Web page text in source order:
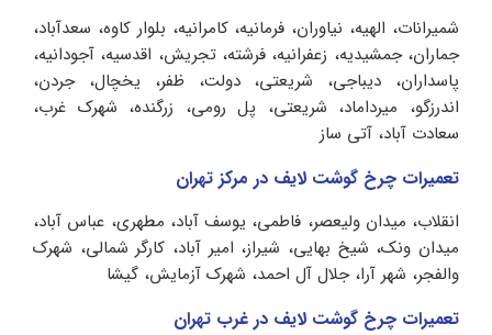
شمیرانات، الهیه، نیاوران، فرمانیه، کامرانیه، بلوار کاوه، سعدآباد،
جماران، جمشیدیه، زعفرانیه، فرشته، تجریش، اقدسیه، آجودانیه،
پاسداران، دیباجی، شریعتی، دولت، ظفر، یخچال، جردن،
اندرزگو، میرداماد، شریعتی، پل رومی، زرگنده، شهرک غرب،
سعادت آباد، آتی ساز
تعمیرات چرخ گوشت لایف در مرکز تهران
انقلاب، میدان ولیعصر، فاطمی، یوسف آباد، مطهری، عباس آباد،
میدان ونک، شیخ بهایی، شیراز، امیر آباد، کارگر شمالی، شهرک
والفجر، شهر آرا، جلال آل احمد، شهرک آزمایش، گیشا
تعمیرات چرخ گوشت لایف در غرب تهران